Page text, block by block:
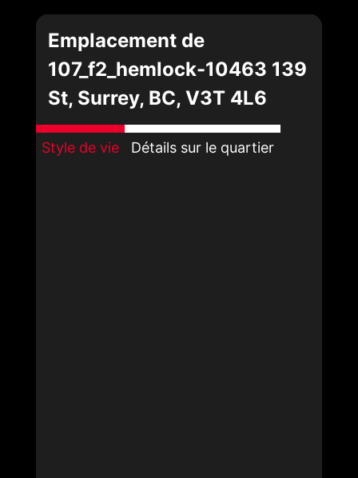
Emplacement de
107_f2_hemlock-10463 139
St, Surrey, BC, V3T 4L6
Style de vie Détails sur le quartier